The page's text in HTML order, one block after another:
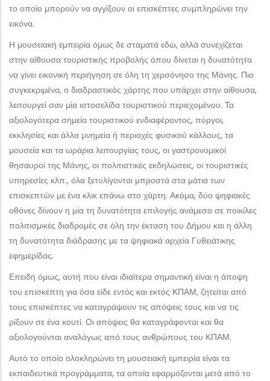
το οποίο μπορούν να αγγίξουν οι επισκέπτες συμπληρώνει την
εικόνα.
Η μουσειακή εμπειρία όμως δε σταματά εδώ, αλλά συνεχίζεται
στην αίθουσα τουριστικής προβολής όπου δίνεται η δυνατότητα
να γίνει εικονική περιήγηση σε όλη τη χερσόνησο της Μάνης. Πιο
συγκεκριμένα, ο διαδραστικός χάρτης που υπάρχει στην αίθουσα,
λειτουργεί σαν μία ιστοσελίδα τουριστικού περιεχομένου. Τα
αξιολογότερα σημεία τουριστικού ενδιαφέροντος, πύργοι,
εκκλησίες και άλλα μνημεία ή περιοχές φυσικού κάλλους, τα
μουσεία και τα ωράρια λειτουργίας τους, οι γαστρονομικοί
θησαυροί της Μάνης, οι πολιτιστικές εκδηλώσεις, οι τουριστικές
υπηρεσίες κλπ., όλα ξετυλίγονται μπροστά στα μάτια των
επισκεπτών με ένα κλικ επάνω στο χάρτη. Ακόμα, δύο ψηφιακές
οθόνες δίνουν η μία τη δυνατότητα επιλογής ανάμεσα σε ποικίλες
πολιτισμικές διαδρομές σε όλη την έκταση του Δήμου και η άλλη
τη δυνατότητα διάδρασης με τα ψηφιακά αρχεία Γυθειάτικης
εφημερίδας.
Επειδή όμως, αυτή που είναι ιδιαίτερα σημαντική είναι η άποψη
του επισκέπτη για όσα είδε εντός και εκτός ΚΠΑΜ, ζητείται από
τους επισκέπτες να καταγράψουν τις απόψεις τους και να τις
ρίξουν σε ένα κουτί. Οι απόψεις θα καταγράφονται και θα
αξιολογούνται αναλόγως από τους ανθρώπους του ΚΠΑΜ.
Αυτό το οποίο ολοκληρώνει τη μουσειακή εμπειρία είναι τα
εκπαιδευτικά προγράμματα, τα οποία εφαρμόζονται μετά από το